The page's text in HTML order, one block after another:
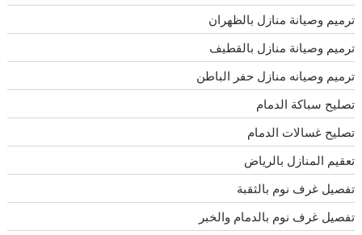
ترميم وصيانة منازل بالظهران
ترميم وصيانة منازل بالقطيف
ترميم وصيانه منازل حفر الباطن
تصليح سباكة الدمام
تصليح غسالات الدمام
تعقيم المنازل بالرياض
تفصيل غرف نوم بالثقبة
تفصيل غرف نوم بالدمام والخبر